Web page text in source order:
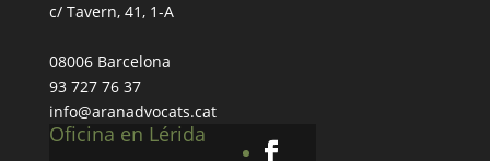
c/ Tavern, 41, 1-A
08006 Barcelona
93 727 76 37
info@aranadvocats.cat
Oficina en Lérida